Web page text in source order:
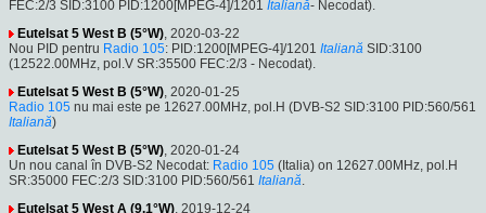
FEC:2/3 SID:3100 PID:1200[MPEG-4]/1201 Italiană- Necodat).
Eutelsat 5 West B (5°W), 2020-03-22
Nou PID pentru Radio 105: PID:1200[MPEG-4]/1201 Italiană SID:3100
(12522.00MHz, pol.V SR:35500 FEC:2/3 - Necodat).
Eutelsat 5 West B (5°W), 2020-01-25
Radio 105 nu mai este pe 12627.00MHz, pol.H (DVB-S2 SID:3100 PID:560/561
Italiană)
Eutelsat 5 West B (5°W), 2020-01-24
Un nou canal în DVB-S2 Necodat: Radio 105 (Italia) on 12627.00MHz, pol.H
SR:35000 FEC:2/3 SID:3100 PID:560/561 Italiană.
Eutelsat 5 West A (9.1°W), 2019-12-24